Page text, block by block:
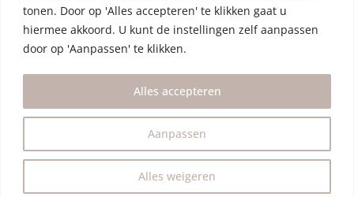
tonen. Door op 'Alles accepteren' te klikken gaat u
hiermee akkoord. U kunt de instellingen zelf aanpassen
door op 'Aanpassen' te klikken.
Aanpassen
Alles weigeren
Alles accepteren